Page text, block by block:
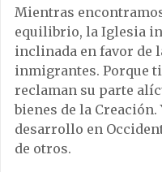
Mientras
equilibrio, la Iglesia
inclinada en favor de
inmigrantes. Porque
reclaman su parte
bienes de la
desarrollo en
de otros.